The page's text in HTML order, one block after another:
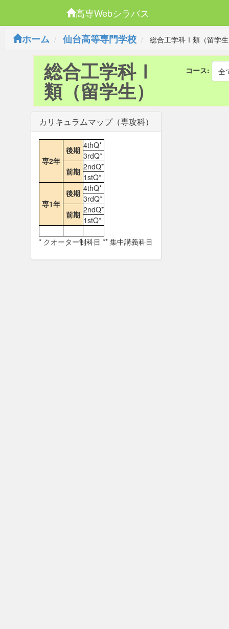
高専Webシラバス
ホーム
仙台高等専門学校 総合工学科Ⅰ類（留学
総合工学科Ⅰ
類（留学生）
コース: 全
カリキュラムマップ（専攻科）
専2年
後期 4thQ*
3rdQ*
前期 2ndQ*
1stQ*
専1年
後期 4thQ*
3rdQ*
前期 2ndQ*
1stQ*
* クオーター制科目 ** 集中講義科目